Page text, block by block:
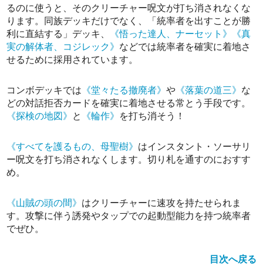
るのに使うと、そのクリーチャー呪文が打ち消されなくな
ります。同族デッキだけでなく、「統率者を出すことが勝
利に直結する」デッキ、
《悟った達人、ナーセット》
《真
実の解体者、コジレック》 などでは統率者を確実に着地さ
せるために採用されています。
コンボデッキでは 《堂々たる撤廃者》や 《落葉の道三》 な
どの対話拒否カードを確実に着地させる常とう手段です。
《探検の地図》 と 《輪作》 を打ち消そう！
《すべてを護るもの、母聖樹》 はインスタント・ソーサリ
ー呪文を打ち消されなくします。切り札を通すのにおすす
め。
《山賊の頭の間》 はクリーチャーに速攻を持たせられま
す。攻撃に伴う誘発やタップでの起動型能力を持つ統率者
でぜひ。
目次へ戻る